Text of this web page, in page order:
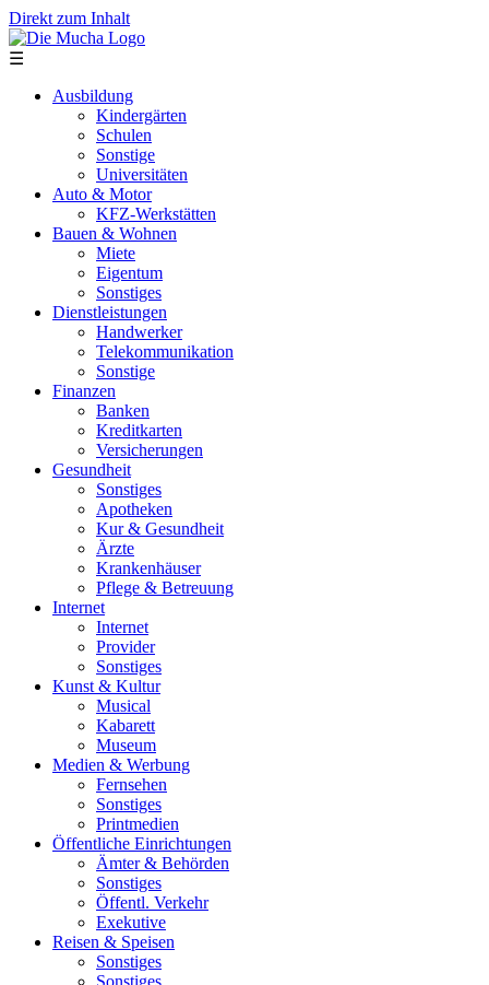
Direkt zum Inhalt
☰
Ausbildung
Kindergärten
Schulen
Sonstige
Universitäten
Auto & Motor
KFZ-Werkstätten
Bauen & Wohnen
Miete
Eigentum
Sonstiges
Dienstleistungen
Handwerker
Telekommunikation
Sonstige
Finanzen
Banken
Kreditkarten
Versicherungen
Gesundheit
Sonstiges
Apotheken
Kur & Gesundheit
Ärzte
Krankenhäuser
Pflege & Betreuung
Internet
Internet
Provider
Sonstiges
Kunst & Kultur
Musical
Kabarett
Museum
Medien & Werbung
Fernsehen
Sonstiges
Printmedien
Öffentliche Einrichtungen
Ämter & Behörden
Sonstiges
Öffentl. Verkehr
Exekutive
Reisen & Speisen
Sonstiges
Sonstiges